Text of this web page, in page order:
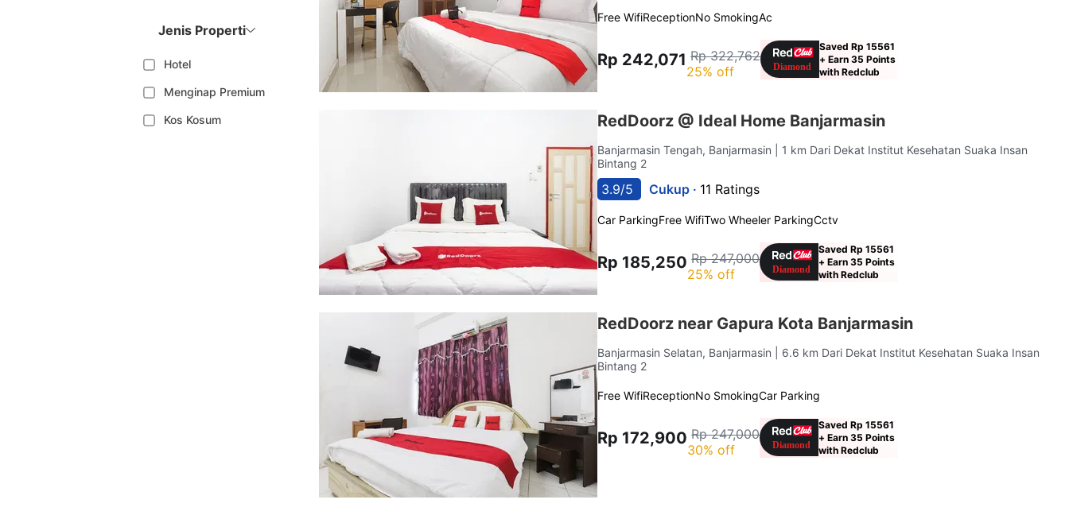
Jenis Properti
Hotel
Menginap Premium
Kos Kosum
Free WifiReceptionNo SmokingAc
Rp 242,071 Rp 322,762
25% off
Saved Rp 15561
+ Earn 35 Points
with Redclub
RedDoorz @ Ideal Home Banjarmasin
Banjarmasin Tengah, Banjarmasin
| 1 km Dari Dekat Institut Kesehatan Suaka Insan
Bintang 2
3.9/5 Cukup · 11 Ratings
Car ParkingFree WifiTwo Wheeler ParkingCctv
Rp 185,250 Rp 247,000
25% off
Saved Rp 15561
+ Earn 35 Points
with Redclub
RedDoorz near Gapura Kota Banjarmasin
Banjarmasin Selatan, Banjarmasin
| 6.6 km Dari Dekat Institut Kesehatan Suaka Insan
Bintang 2
Free WifiReceptionNo SmokingCar Parking
Rp 172,900 Rp 247,000
30% off
Saved Rp 15561
+ Earn 35 Points
with Redclub